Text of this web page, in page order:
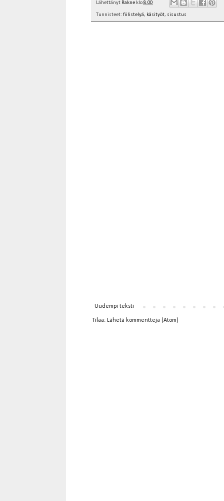
Lähettänyt Rakne klo8.00
Tunnisteet: fiilistelyä, käsityöt, sisustus
Uudempi teksti
Tilaa: Lähetä kommentteja (Atom)